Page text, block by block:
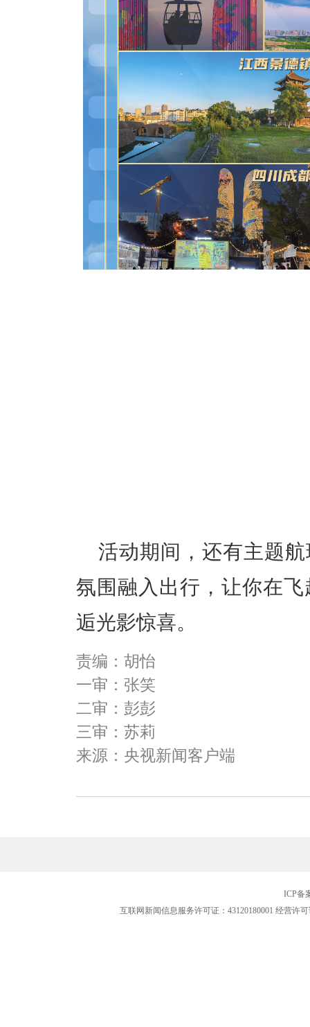
活动期间，还有主题
氛围融入出行，让你在
逅光影惊喜。
责编：胡怡
一审：张笑
二审：彭彭
三审：苏莉
来源：央视新闻客户端
ICP备
互联网新闻信息服务许可证：43120180001 经营许可